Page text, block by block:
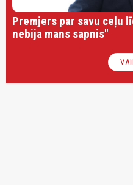
Premjers par savu ceļu
nebija mans sapnis"